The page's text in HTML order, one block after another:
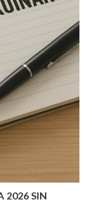
2026 SIN